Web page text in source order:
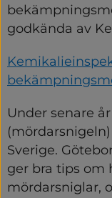
godkända av
Under senare
Sverige.
ger bra tips om
mördarsniglar,